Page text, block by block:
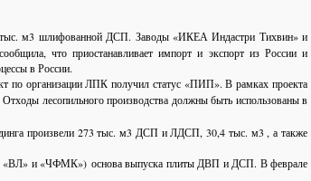
м3 шлифованной ДСП. Заводы «ИКЕА Индастри Тихвин» и
что приостанавливает импорт и экспорт из России и
в России.
по организации ЛПК получил статус «ПИП». В рамках проекта
Отходы лесопильного производства должны быть использованы в
произвели 273 тыс. м3 ДСП и ЛДСП, 30,4 тыс. м3 , а также
«ВЛ» и «ЧФМК») основа выпуска плиты ДВП и ДСП. В феврале